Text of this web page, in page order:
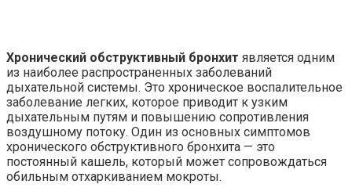
Хронический обструктивный бронхит является одним
из наиболее распространенных заболеваний
дыхательной системы. Это хроническое воспалительное
заболевание легких, которое приводит к узким
дыхательным путям и повышению сопротивления
воздушному потоку. Один из основных симптомов
хронического обструктивного бронхита — это
постоянный кашель, который может сопровождаться
обильным отхаркиванием мокроты.